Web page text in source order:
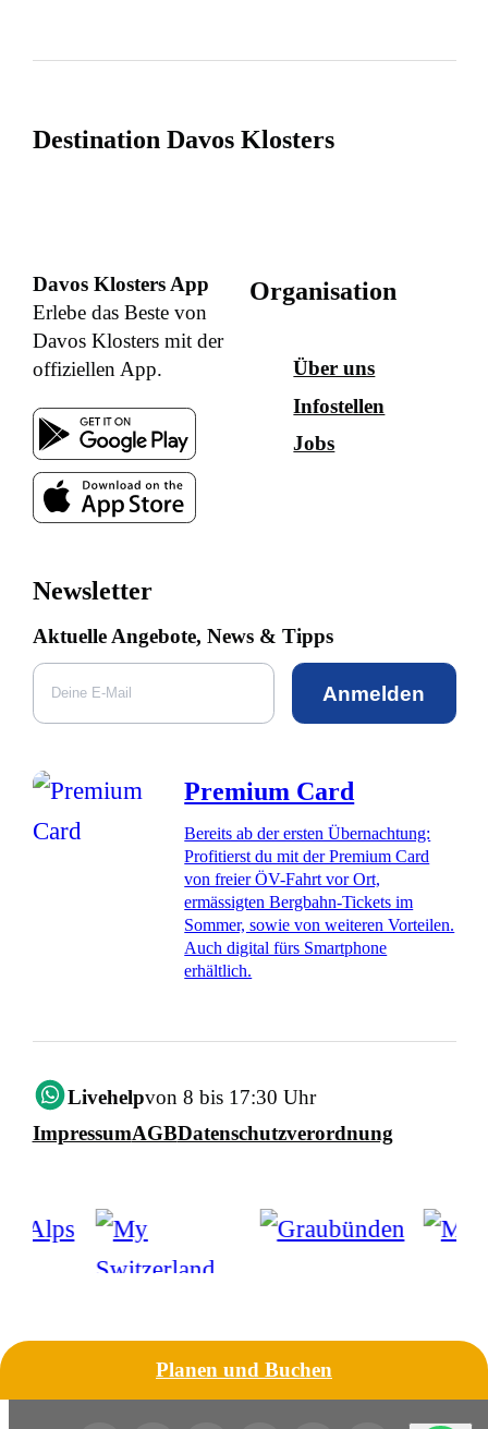
Destination Davos Klosters
Davos Klosters App
Erlebe das Beste von
Davos Klosters mit der
offiziellen App.
Organisation
Über uns
Infostellen
Jobs
Newsletter
Aktuelle Angebote, News & Tipps
Anmelden
Premium Card
Bereits ab der ersten Übernachtung:
Profitierst du mit der Premium Card
von freier ÖV-Fahrt vor Ort,
ermässigten Bergbahn-Tickets im
Sommer, sowie von weiteren Vorteilen.
Auch digital fürs Smartphone
erhältlich.
Livehelpvon 8 bis 17:30 Uhr
ImpressumAGBDatenschutzverordnung
Planen und Buchen